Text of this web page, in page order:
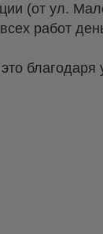
(от ул.
работ
благодаря